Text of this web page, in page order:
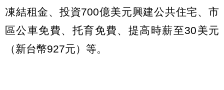
凍結租金、投資700億美元興建公共住宅、市
區公車免費、托育免費、提高時薪至30美元
（新台幣927元）等。